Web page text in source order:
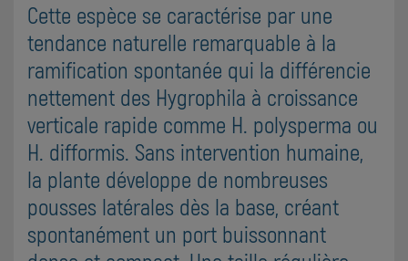
Cette espèce se caractérise par une
tendance naturelle remarquable à la
ramification spontanée qui la différencie
nettement des Hygrophila à croissance
verticale rapide comme H. polysperma ou
H. difformis. Sans intervention humaine,
la plante développe de nombreuses
pousses latérales dès la base, créant
spontanément un port buissonnant